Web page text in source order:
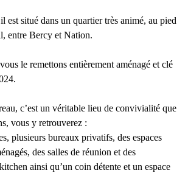
est situé dans un quartier très animé, au pied
entre Bercy et Nation.
le remettons entièrement aménagé et clé
c’est un véritable lieu de convivialité que
vous y retrouverez :
plusieurs bureaux privatifs, des espaces
des salles de réunion et des
ainsi qu’un coin détente et un espace
!